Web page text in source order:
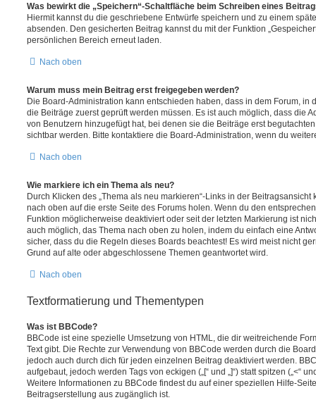
Was bewirkt die „Speichern“-Schaltfläche beim Schreiben eines
Hiermit kannst du die geschriebene Entwürfe speichern und zu einem
absenden. Den gesicherten Beitrag kannst du mit der Funktion
persönlichen Bereich erneut laden.
Nach oben
Warum muss mein Beitrag erst freigegeben werden?
Die Board-Administration kann entschieden haben, dass in dem Forum, in
die Beiträge zuerst geprüft werden müssen. Es ist auch möglich, dass die
von Benutzern hinzugefügt hat, bei denen sie die Beiträge erst
sichtbar werden. Bitte kontaktiere die Board-Administration, wenn du
Nach oben
Wie markiere ich ein Thema als neu?
Durch Klicken des „Thema als neu markieren“-Links in der
nach oben auf die erste Seite des Forums holen. Wenn du den
Funktion möglicherweise deaktiviert oder seit der letzten Markierung ist
auch möglich, das Thema nach oben zu holen, indem du einfach eine
sicher, dass du die Regeln dieses Boards beachtest! Es wird meist nicht
Grund auf alte oder abgeschlossene Themen geantwortet wird.
Nach oben
Textformatierung und Thementypen
Was ist BBCode?
BBCode ist eine spezielle Umsetzung von HTML, die dir weitreichende
Text gibt. Die Rechte zur Verwendung von BBCode werden durch die
jedoch auch durch dich für jeden einzelnen Beitrag deaktiviert werden.
aufgebaut, jedoch werden Tags von eckigen („[“ und „]“) statt spitzen („<“
Weitere Informationen zu BBCode findest du auf einer speziellen Hilfe-
Beitragserstellung aus zugänglich ist.